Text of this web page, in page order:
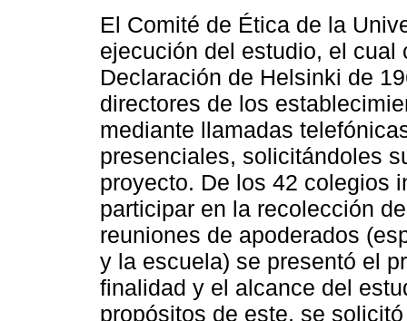
El Comité de Ética de la
ejecución del estudio, el
Declaración de Helsinki de
directores de los
mediante llamadas
presenciales, solicitándoles
proyecto. De los 42 colegios
participar en la recolección
reuniones de apoderados
y la escuela) se presentó el
finalidad y el alcance del
propósitos de este, se